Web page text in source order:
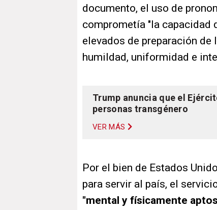
documento, el uso de
comprometía "la capacidad
elevados de preparación
humildad, uniformidad e
Trump anuncia que el
personas transgénero
VER MÁS
Por el bien de Estados
para servir al país, el
"mental y físicamente aptos